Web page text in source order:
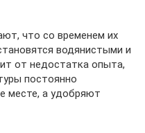
что со временем их
водянистыми и
от недостатка опыта,
постоянно
месте, а удобряют